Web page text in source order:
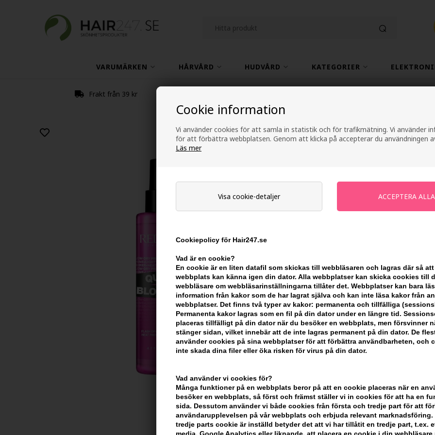
Cookie information
Vi använder cookies för att samla in statistik och för trafikmätning. Vi använder
för att förbättra webbplatsen. Genom att klicka på accepterar du användningen
Läs mer
Visa cookie-detaljer
Cookiepolicy för Hair247.se
Vad är en cookie?
En cookie är en liten datafil som skickas till webbläsaren och lagras där så att
webbplats kan känna igen din dator. Alla webbplatser kan skicka cookies till
webbläsare om webbläsarinställningarna tillåter det. Webbplatser kan bara
information från kakor som de har lagrat själva och kan inte läsa kakor från
webbplatser. Det finns två typer av kakor: permanenta och tillfälliga
Permanenta kakor lagras som en fil på din dator under en längre tid.
placeras tillfälligt på din dator när du besöker en webbplats, men försvinner
stänger sidan, vilket innebär att de inte lagras permanent på din dator. De
använder cookies på sina webbplatser för att förbättra användbarheten, och
inte skada dina filer eller öka risken för virus på din dator.
Vad använder vi cookies för?
Många funktioner på en webbplats beror på att en cookie placeras när en
besöker en webbplats, så först och främst ställer vi in ​​cookies för att ha en
sida. Dessutom använder vi både cookies från första och tredje part för att
användarupplevelsen på vår webbplats och erbjuda relevant marknadsföring.
tredje parts cookie är inställd betyder det att vi har tillåtit en tredje part, t.ex.
media, Google Analytics eller liknande. att placera en cookie i din webbläsare
VARUMÄRKEN HÅRVÅRD HUDVÅRD KATEGORIER
Frakt från 39 kr
Redken Quick
228,00 SEK
- Leveranstid: 2-3 arbetsdagar
Du tjänar 11 Bonuskronor på köp av
KÖP FÖR YTTERLIGARE 499,00 SEK
BESKRIVNING RECENSIONER
Redken Quick Blowout är en
Egenskaper
Quick Blowout är gjord med en lätt
mjukhet.